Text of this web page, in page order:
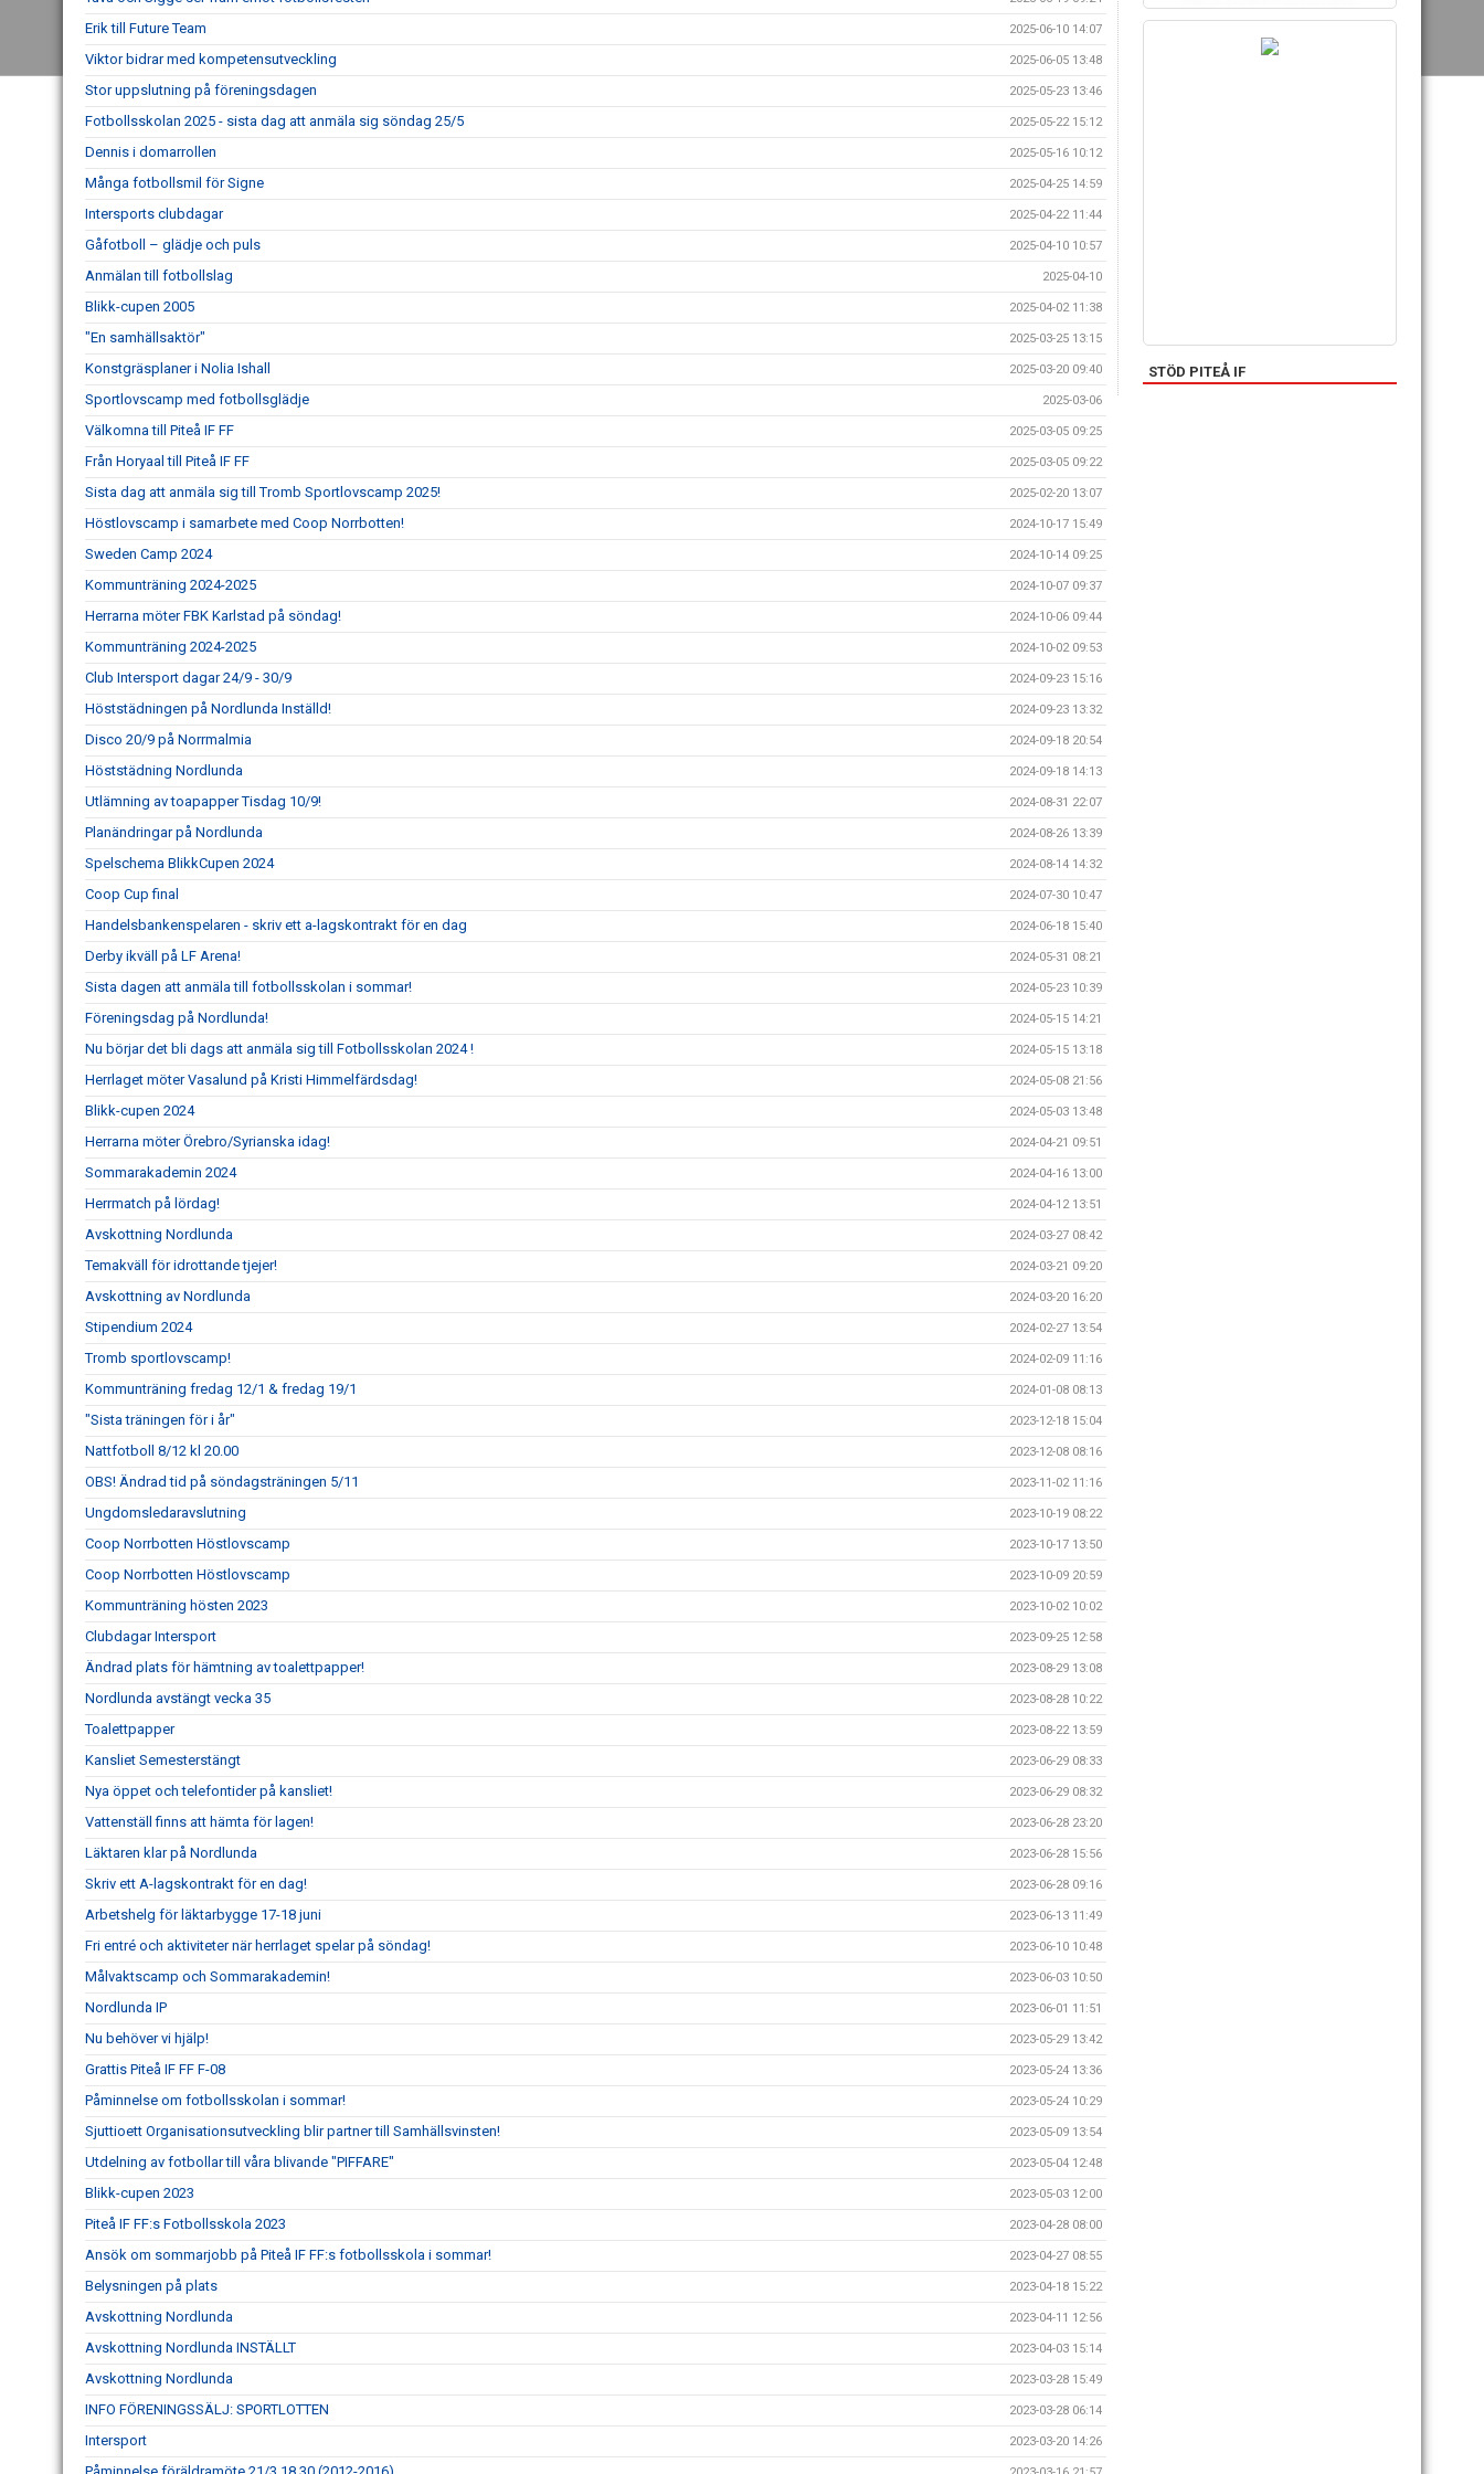
Erik till Future Team 2025-06-10 14:07
Viktor bidrar med kompetensutveckling 2025-06-05 13:48
Stor uppslutning på föreningsdagen 2025-05-23 13:46
Fotbollsskolan 2025 - sista dag att anmäla sig söndag 25/5 2025-05-22 15:12
Dennis i domarrollen 2025-05-16 10:12
Många fotbollsmil för Signe 2025-04-25 14:59
Intersports clubdagar 2025-04-22 11:44
Gåfotboll – glädje och puls 2025-04-10 10:57
Anmälan till fotbollslag 2025-04-10
Blikk-cupen 2005 2025-04-02 11:38
"En samhällsaktör" 2025-03-25 13:15
Konstgräsplaner i Nolia Ishall 2025-03-20 09:40
Sportlovscamp med fotbollsglädje 2025-03-06
Välkomna till Piteå IF FF 2025-03-05 09:25
Från Horyaal till Piteå IF FF 2025-03-05 09:22
Sista dag att anmäla sig till Tromb Sportlovscamp 2025! 2025-02-20 13:07
Höstlovscamp i samarbete med Coop Norrbotten! 2024-10-17 15:49
Sweden Camp 2024 2024-10-14 09:25
Kommunträning 2024-2025 2024-10-07 09:37
Herrarna möter FBK Karlstad på söndag! 2024-10-06 09:44
Kommunträning 2024-2025 2024-10-02 09:53
Club Intersport dagar 24/9 - 30/9 2024-09-23 15:16
Höststädningen på Nordlunda Inställd! 2024-09-23 13:32
Disco 20/9 på Norrmalmia 2024-09-18 20:54
Höststädning Nordlunda 2024-09-18 14:13
Utlämning av toapapper Tisdag 10/9! 2024-08-31 22:07
Planändringar på Nordlunda 2024-08-26 13:39
Spelschema BlikkCupen 2024 2024-08-14 14:32
Coop Cup final 2024-07-30 10:47
Handelsbankenspelaren - skriv ett a-lagskontrakt för en dag 2024-06-18 15:40
Derby ikväll på LF Arena! 2024-05-31 08:21
Sista dagen att anmäla till fotbollsskolan i sommar! 2024-05-23 10:39
Föreningsdag på Nordlunda! 2024-05-15 14:21
Nu börjar det bli dags att anmäla sig till Fotbollsskolan 2024 ! 2024-05-15 13:18
Herrlaget möter Vasalund på Kristi Himmelfärdsdag! 2024-05-08 21:56
Blikk-cupen 2024 2024-05-03 13:48
Herrarna möter Örebro/Syrianska idag! 2024-04-21 09:51
Sommarakademin 2024 2024-04-16 13:00
Herrmatch på lördag! 2024-04-12 13:51
Avskottning Nordlunda 2024-03-27 08:42
Temakväll för idrottande tjejer! 2024-03-21 09:20
Avskottning av Nordlunda 2024-03-20 16:20
Stipendium 2024 2024-02-27 13:54
Tromb sportlovscamp! 2024-02-09 11:16
Kommunträning fredag 12/1 & fredag 19/1 2024-01-08 08:13
"Sista träningen för i år" 2023-12-18 15:04
Nattfotboll 8/12 kl 20.00 2023-12-08 08:16
OBS! Ändrad tid på söndagsträningen 5/11 2023-11-02 11:16
Ungdomsledaravslutning 2023-10-19 08:22
Coop Norrbotten Höstlovscamp 2023-10-17 13:50
Coop Norrbotten Höstlovscamp 2023-10-09 20:59
Kommunträning hösten 2023 2023-10-02 10:02
Clubdagar Intersport 2023-09-25 12:58
Ändrad plats för hämtning av toalettpapper! 2023-08-29 13:08
Nordlunda avstängt vecka 35 2023-08-28 10:22
Toalettpapper 2023-08-22 13:59
Kansliet Semesterstängt 2023-06-29 08:33
Nya öppet och telefontider på kansliet! 2023-06-29 08:32
Vattenställ finns att hämta för lagen! 2023-06-28 23:20
Läktaren klar på Nordlunda 2023-06-28 15:56
Skriv ett A-lagskontrakt för en dag! 2023-06-28 09:16
Arbetshelg för läktarbygge 17-18 juni 2023-06-13 11:49
Fri entré och aktiviteter när herrlaget spelar på söndag! 2023-06-10 10:48
Målvaktscamp och Sommarakademin! 2023-06-03 10:50
Nordlunda IP 2023-06-01 11:51
Nu behöver vi hjälp! 2023-05-29 13:42
Grattis Piteå IF FF F-08 2023-05-24 13:36
Påminnelse om fotbollsskolan i sommar! 2023-05-24 10:29
Sjuttioett Organisationsutveckling blir partner till Samhällsvinsten! 2023-05-09 13:54
Utdelning av fotbollar till våra blivande "PIFFARE" 2023-05-04 12:48
Blikk-cupen 2023 2023-05-03 12:00
Piteå IF FF:s Fotbollsskola 2023 2023-04-28 08:00
Ansök om sommarjobb på Piteå IF FF:s fotbollsskola i sommar! 2023-04-27 08:55
Belysningen på plats 2023-04-18 15:22
Avskottning Nordlunda 2023-04-11 12:56
Avskottning Nordlunda INSTÄLLT 2023-04-03 15:14
Avskottning Nordlunda 2023-03-28 15:49
INFO FÖRENINGSSÄLJ: SPORTLOTTEN 2023-03-28 06:14
Intersport 2023-03-20 14:26
STÖD PITEÅ IF